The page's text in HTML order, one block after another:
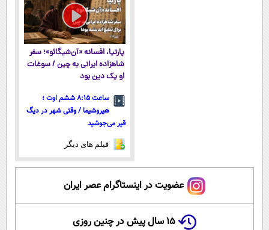
پارتیا، افسانه «آن‌شیگائو»؛ سفر
شاهزاده ایرانی به چین / سوغات
او یک دین بود
ساعت ۸:۱۵ ششم اوت ؛
هیروشیما / وقتی شهر در دیگ
قیر می‌جوشید
فیلم های دیگر
عضویت در اینستاگرام عصر ایران
۱۵ سال پیش در چنین روزی